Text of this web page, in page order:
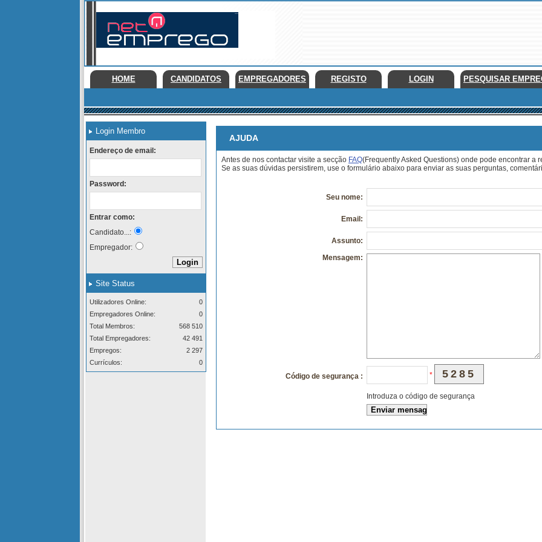
HOME CANDIDATOS EMPREGADORES REGISTO LOGIN PESQUISAR
Login Membro
Endereço de email:
Password:
Entrar como:
Candidato...:
Empregador:
Site Status
Utilizadores Online:
0
Empregadores Online:
0
Total Membros:
568 510
Total Empregadores:
42 491
Empregos:
2 297
Currículos:
0
AJUDA
Antes de nos contactar visite a secção FAQ(Frequently Asked Questions) onde pode encontrar a
Se as suas dúvidas persistirem, use o formulário abaixo para enviar as suas perguntas,
Seu nome:
Email:
Assunto:
Mensagem:
Código de segurança : * 5285
Introduza o código de segurança